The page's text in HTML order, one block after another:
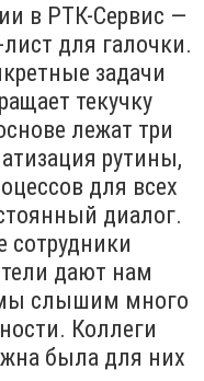
в РТК-Сервис —
для галочки.
задачи
текучку
лежат три
рутины,
для всех
диалог.
сотрудники
дают нам
слышим много
Коллеги
была для них